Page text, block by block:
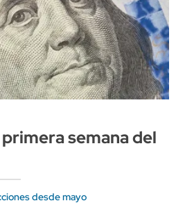
semana del
desde mayo